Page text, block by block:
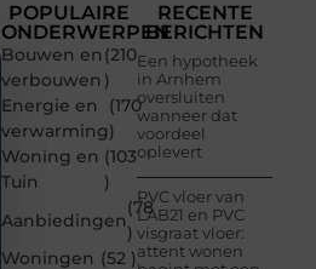
POPULAIRE
ONDERWERPEN
Bouwen en
verbouwen
(210
)
Energie en
verwarming
(170
)
Woning en
Tuin
(103
)
Aanbiedingen
(78
)
Woningen (52 )
RECENTE
BERICHTEN
Een hypotheek
in Arnhem
oversluiten
wanneer dat
voordeel
oplevert
PVC vloer van
LAB21 en PVC
visgraat vloer:
attent wonen